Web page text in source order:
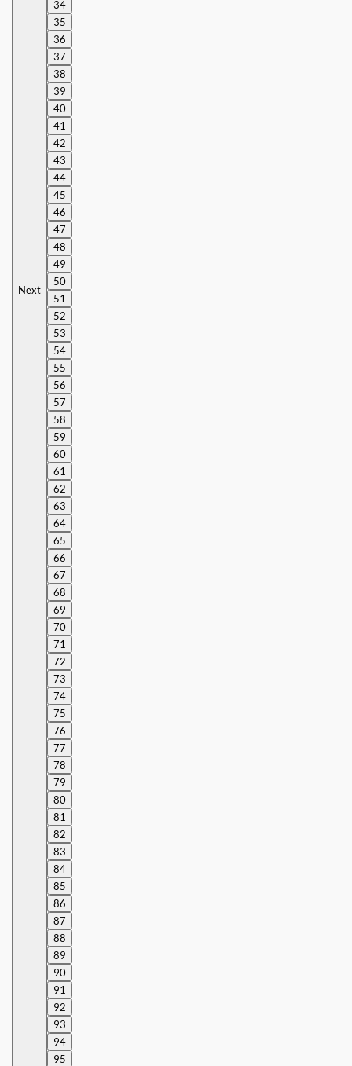
Next
34
35
36
37
38
39
40
41
42
43
44
45
46
47
48
49
50
51
52
53
54
55
56
57
58
59
60
61
62
63
64
65
66
67
68
69
70
71
72
73
74
75
76
77
78
79
80
81
82
83
84
85
86
87
88
89
90
91
92
93
94
95